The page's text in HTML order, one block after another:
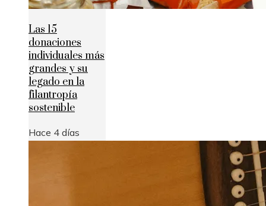
Las 15
donaciones
individuales más
grandes y su
legado en la
filantropía
sostenible
Hace 4 días